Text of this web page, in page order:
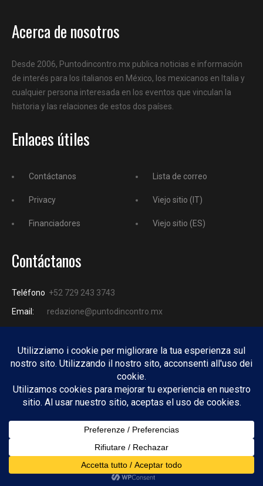
Acerca de nosotros
Desde 2006, Puntodincontro.mx publica noticias e información
de interés para los italianos en México, los mexicanos en Italia y
cualquier persona interesada en los eventos que vinculan la
historia y las relaciones de estos dos países.
Enlaces útiles
Contáctanos
Privacy
Financiadores
Lista de correo
Viejo sitio (IT)
Viejo sitio (ES)
Contáctanos
Teléfono +52 729 243 3743
Email:
redazione@puntodincontro.mx
PUNTODINCONTRO
Copyright © 2025 Puntodincontro
Design by DisegnoW